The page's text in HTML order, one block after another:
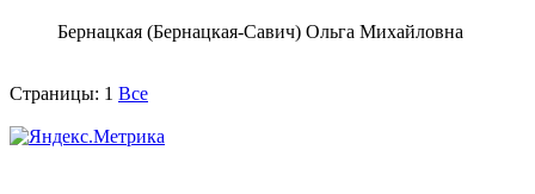
Бернацкая (Бернацкая-Савич) Ольга Михайловна
Страницы: 1 Все